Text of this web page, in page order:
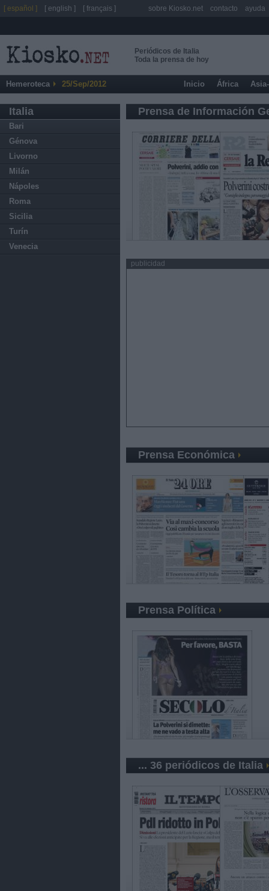
Periódicos de Italia
Toda la prensa de hoy
Hemeroteca 25/Sep/2012 Inicio África
Italia
Bari
Génova
Livorno
Milán
Nápoles
Roma
Sicilia
Turín
Venecia
Prensa de Información
publicidad
Prensa Económica
Prensa Política
... 36 periódicos de Italia
[ español ] [ english ] [ français ] sobre Kiosko.net contacto ayuda